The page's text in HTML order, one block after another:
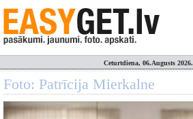
Ceturtdiena, 06.Augusts 2026.
Foto: Patrīcija Mierkalne